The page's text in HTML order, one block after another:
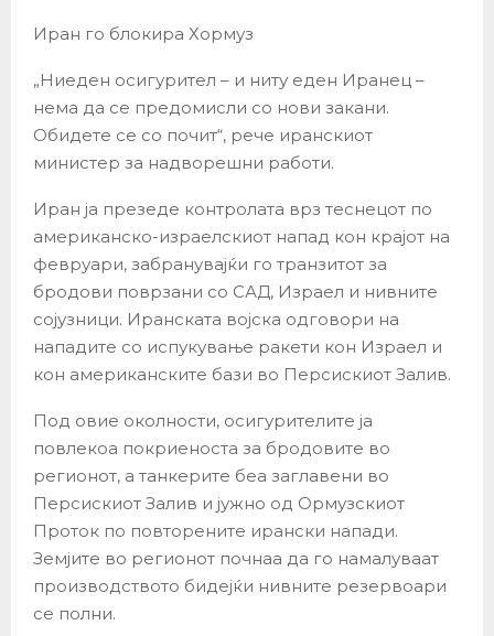
Иран го блокира Хормуз
„Ниеден осигурител – и ниту еден Иранец –
нема да се предомисли со нови закани.
Обидете се со почит“, рече иранскиот
министер за надворешни работи.
Иран ја презеде контролата врз теснецот по
американско-израелскиот напад кон крајот на
февруари, забранувајќи го транзитот за
бродови поврзани со САД, Израел и нивните
сојузници. Иранската војска одговори на
нападите со испукување ракети кон Израел и
кон американските бази во Персискиот Залив.
Под овие околности, осигурителите ја
повлекоа покриеноста за бродовите во
регионот, а танкерите беа заглавени во
Персискиот Залив и јужно од Ормузскиот
Проток по повторените ирански напади.
Земјите во регионот почнаа да го намалуваат
производството бидејќи нивните резервоари
се полни.